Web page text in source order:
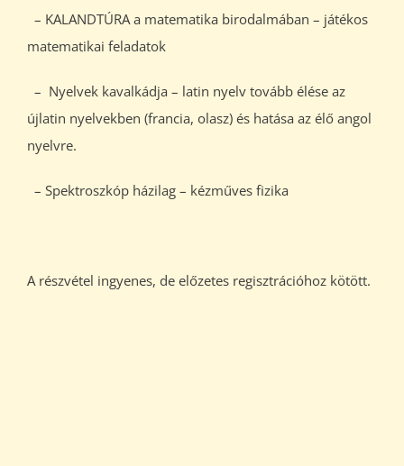
– KALANDTÚRA a matematika birodalmában – játékos
matematikai feladatok
– Nyelvek kavalkádja – latin nyelv tovább élése az
újlatin nyelvekben (francia, olasz) és hatása az élő angol
nyelvre.
– Spektroszkóp házilag – kézműves fizika
A részvétel ingyenes, de előzetes regisztrációhoz kötött.